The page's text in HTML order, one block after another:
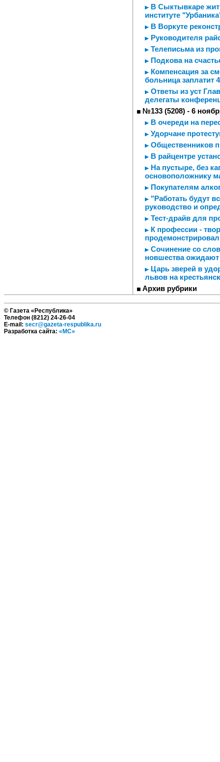
В Сыктывкаре
институте
В Воркуте
Руководителя
Телеписьма из
Подкова на
Компенсация за
больница заплатит
Ответы из уст
делегаты
№133 (5208) - 6
В очереди на
Удорчане
Общественников
В райцентре
На пустыре, без
основоположнику
Покупателям
"Работать будут
руководство и
Тест-драйв для
К профессии -
Сочинение со
новшества
Царь зверей в
львов на
Архив рубрики
© Газета «Республика»
Телефон (8212) 24-26-04
E-mail: secr@gazeta-respublika.ru
Разработка сайта: «МС»